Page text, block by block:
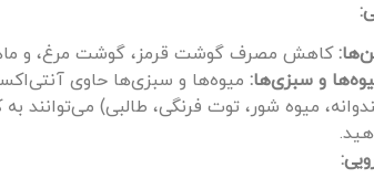
کاهش مصرف گوشت قرمز، گوشت مرغ، و
و سبزی‌ها: میوه‌ها و سبزی‌ها حاوی
میوه شور، توت فرنگی، طالبی)